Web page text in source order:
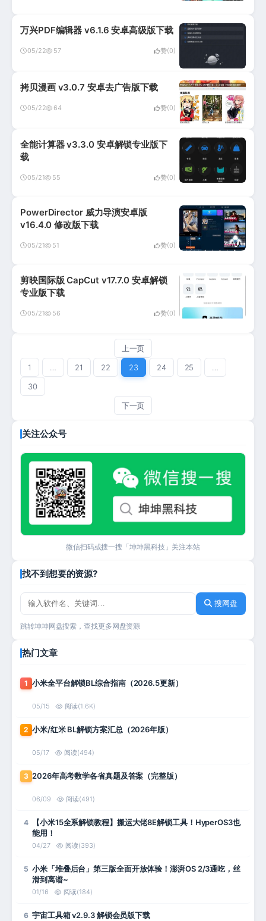
万兴PDF编辑器 v6.1.6 安卓高级版下载
05/22 57 赞(0)
拷贝漫画 v3.0.7 安卓去广告版下载
05/22 64 赞(0)
全能计算器 v3.3.0 安卓解锁专业版下
载
05/21 55 赞(0)
PowerDirector 威力导演安卓版
v16.4.0 修改版下载
05/21 51 赞(0)
剪映国际版 CapCut v17.7.0 安卓解锁
专业版下载
05/21 56 赞(0)
上一页
1
21 22 23 24 25
30
下一页
关注公众号
微信扫码或搜一搜「坤坤黑科技」关注本站
找不到想要的资源?
搜网盘
跳转坤坤网盘搜索，查找更多网盘资源
热门文章
1 小米全平台解锁BL综合指南（2026.5更新）
05/15 阅读(1.6K)
2 小米/红米 BL解锁方案汇总（2026年版）
05/17 阅读(494)
3 2026年高考数学各省真题及答案（完整版）
06/09 阅读(491)
4
【小米15全系解锁教程】搬运大佬8E解锁工具！HyperOS3也
能用！
04/27 阅读(393)
5 小米「堆叠后台」第三版全面开放体验！澎湃OS 2/3通吃，丝
滑到离谱~
01/16 阅读(184)
6 宇宙工具箱 v2.9.3 解锁会员版下载